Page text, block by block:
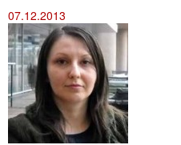
07.12.2013